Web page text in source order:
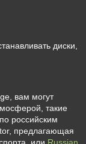
диски,
вам могут
такие
российским
предлагающая